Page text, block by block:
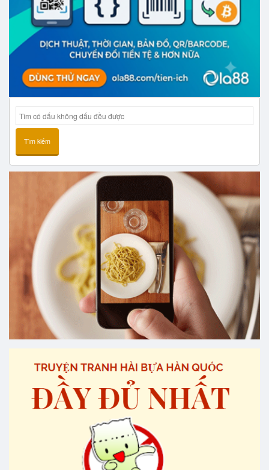
Tìm kiếm